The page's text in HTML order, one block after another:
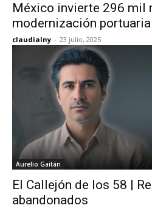
México invierte 296 mil
modernización portuaria
claudialny - 23 julio, 2025
Aurelio Gaitán
El Callejón de los 58 |
abandonados